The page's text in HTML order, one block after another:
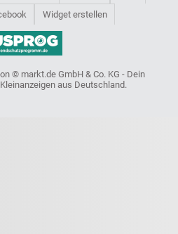
Widget erstellen
© markt.de GmbH & Co. KG - Dein
aus Deutschland.